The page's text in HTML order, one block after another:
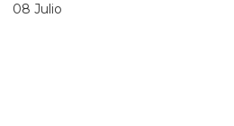
08 Julio